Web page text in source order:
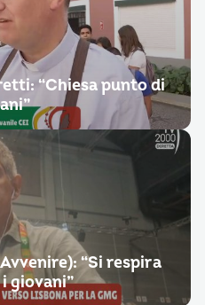
“Chiesa punto di
“Si respira
giovani”